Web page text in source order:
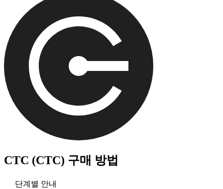
CTC (CTC) 구매 방법
단계별 안내